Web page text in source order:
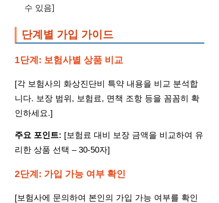
수 있음]
단계별 가입 가이드
1단계: 보험사별 상품 비교
[각 보험사의 화상진단비 특약 내용을 비교 분석합
니다. 보장 범위, 보험료, 면책 조항 등을 꼼꼼히 확
인하세요.]
주요 포인트: [보험료 대비 보장 금액을 비교하여 유
리한 상품 선택 – 30-50자]
2단계: 가입 가능 여부 확인
[보험사에 문의하여 본인의 가입 가능 여부를 확인